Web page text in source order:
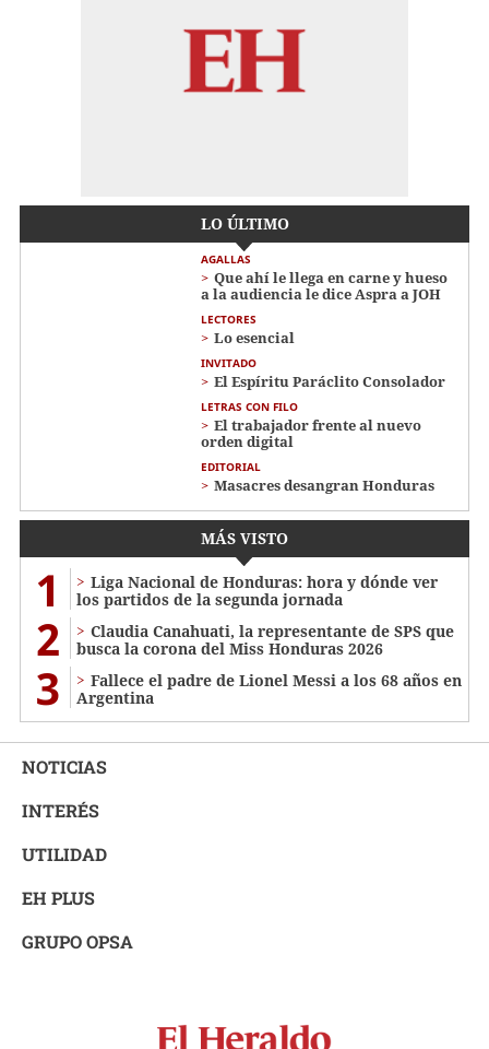
LO ÚLTIMO
AGALLAS
Que ahí le llega en carne y hueso
a la audiencia le dice Aspra a JOH
LECTORES
Lo esencial
INVITADO
El Espíritu Paráclito Consolador
LETRAS CON FILO
El trabajador frente al nuevo
orden digital
EDITORIAL
Masacres desangran Honduras
MÁS VISTO
1
Liga Nacional de Honduras: hora y dónde ver
los partidos de la segunda jornada
2
Claudia Canahuati, la representante de SPS que
busca la corona del Miss Honduras 2026
3
Fallece el padre de Lionel Messi a los 68 años en
Argentina
NOTICIAS
INTERÉS
UTILIDAD
EH PLUS
GRUPO OPSA